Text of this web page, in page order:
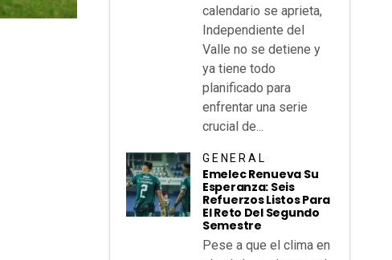
calendario se aprieta,
Independiente del
Valle no se detiene y
ya tiene todo
planificado para
enfrentar una serie
crucial de...
GENERAL
Emelec Renueva Su
Esperanza: Seis
Refuerzos Listos Para
El Reto Del Segundo
Semestre
Pese a que el clima en